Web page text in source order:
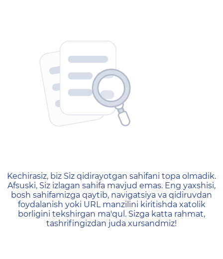
404 — Страница не
Kechirasiz, biz Siz qidirayotgan sahifani topa olmadik.
Afsuski, Siz izlagan sahifa mavjud emas. Eng yaxshisi,
bosh sahifamizga qaytib, navigatsiya va qidiruvdan
foydalanish yoki URL manzilini kiritishda xatolik
borligini tekshirgan ma'qul. Sizga katta rahmat,
tashrifingizdan juda xursandmiz!